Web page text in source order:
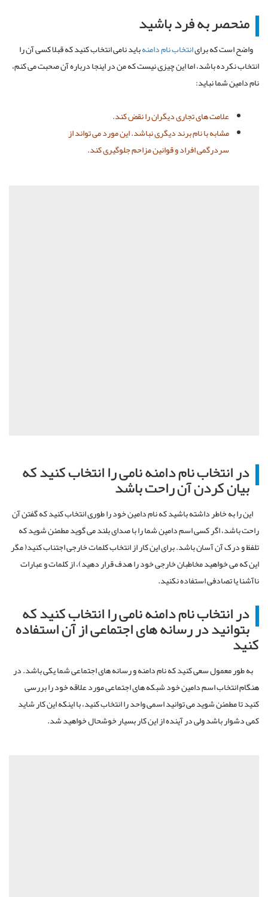
منحصر به فرد باشید
واضح است که برایانتخاب نام دامنهباید نامی انتخاب کنید که قبلا کسی آن را
انتخاب نکرده باشد، اما این چیزی نیست که من در اینجا درباره آن صحبت می کنم،
نام دامین شما نباید:
علامت های تجاری دیگران را نقض کند.
مشابه با نام برند دیگری نباشد. این مورد می تواند از
سردرگمی افراد و قوانین مزاحم جلوگیری کند.
در انتخاب نام دامنه نامی را انتخاب کنید که
بیان کردن آن راحت باشد
این را به خاطر داشته باشید که نام دامین خود را طوری انتخاب کنید که گفتن آن
راحت باشد، اگر کسی اسم دامین شما را با صدای بلند می گوید مطمئن شوید که
تلفظ و درک آن آسان باشد. برای این کار از انتخاب کلمات خارجی اجتناب کنید( مگر
این که می خواهید مخاطبان خارجی خود را هدف قرار دهید)، از کلمات و عبارات
ناآشنا یا تصادفی استفاده نکنید.
در انتخاب نام دامنه نامی را انتخاب کنید که
بتوانید در رسانه های اجتماعی از آن استفاده
کنید
به طور معمول سعی کنید که نام دامنه و رسانه های اجتماعی شما یکی باشد. در
هنگام انتخاب اسم دامین خود شبکه های اجتماعی مورد علاقه خود را بررسی
کنید تا مطمئن شوید می توانید اسمی واحد را انتخاب کنید، با اینکه این کار شاید
کمی دشوار باشد ولی در آینده از این کار بسیار خوشحال خواهید شد.